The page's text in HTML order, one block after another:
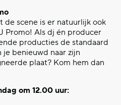
de scene is er natuurlijk ook
Promo! Als dj én producer
producties de standaard
je benieuwd naar zijn
plaat? Kom hem dan
om 12.00 uur: